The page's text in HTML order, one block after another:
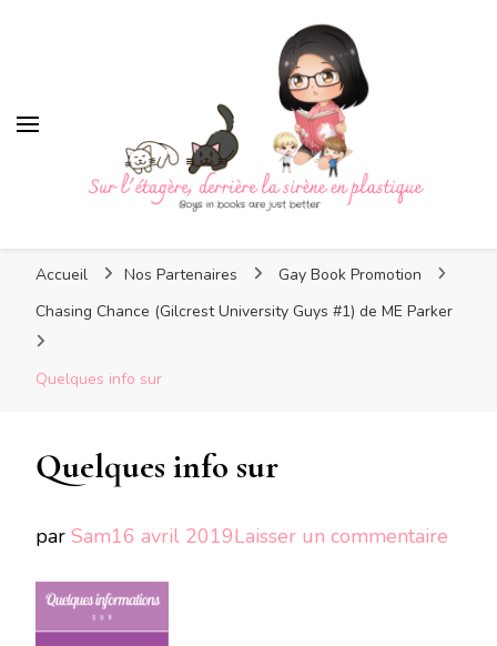
Sur l'étagère, derrière la
sirène en plastique
sirène en plastique
Accueil Nos Partenaires
Gay Book Promotion
Chasing Chance (Gilcrest University Guys #1) de ME Parker
Quelques info sur
Quelques info sur
par Sam16 avril 2019Laisser un commentaire